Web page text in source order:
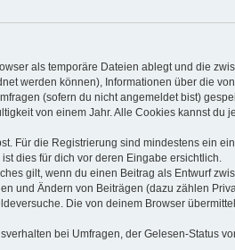
als temporäre Dateien ablegt und die
werden können), Informationen über die
(sofern du nicht angemeldet bist)
von einem Jahr. Alle Cookies kannst du
Für die Registrierung sind mindestens ein
dies für dich vor deren Eingabe ersichtlich.
gilt, wenn du einen Beitrag als Entwurf
und Ändern von Beiträgen (dazu zählen
Die von deinem Browser
bei Umfragen, der Gelesen-Status